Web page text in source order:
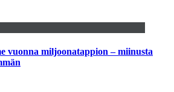
vuonna miljoonatappion – miinusta